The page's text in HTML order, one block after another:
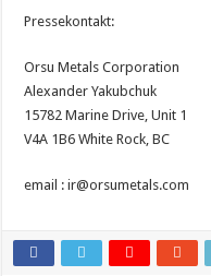
Pressekontakt:
Orsu Metals Corporation
Alexander Yakubchuk
15782 Marine Drive, Unit 1
V4A 1B6 White Rock, BC
email : ir@orsumetals.com